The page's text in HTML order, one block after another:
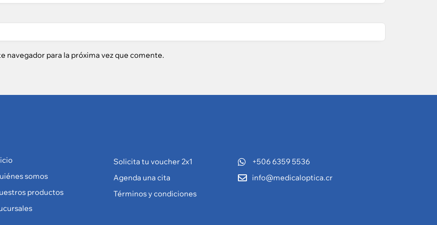
navegador para la próxima vez que comente.
somos
productos
Solicita tu voucher 2x1
Agenda una cita
Términos y condiciones
+506 6359 5536
info@medicaloptica.cr